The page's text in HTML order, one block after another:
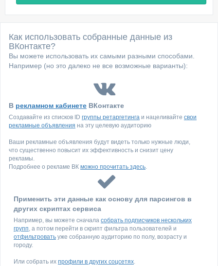
Как использовать собранные данные из
ВКонтакте?
Вы можете использовать их самыми разными способами.
Например (но это далеко не все возможные варианты):
В рекламном кабинете ВКонтакте
Создавайте из списков ID группы ретаргетинга и нацеливайте свои
рекламные объявления на эту целевую аудиторию
Ваши рекламные объявления будут видеть только нужные люди,
что существенно повысит их эффективность и снизит цену
рекламы.
Подробнее о рекламе ВК можно прочитать здесь.
Применить эти данные как основу для парсингов в
других скриптах сервиса
Например, вы можете сначала собрать подписчиков нескольких
групп, а потом перейти в скрипт фильтра пользователей и
отфильтровать уже собранную аудиторию по полу, возрасту и
городу.
Или собрать их профили в других соцсетях.